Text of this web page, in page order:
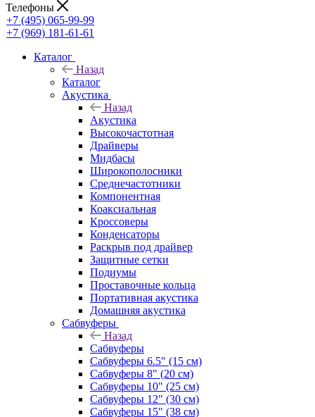
Телефоны
+7 (495) 065-99-99
+7 (969) 181-61-61
Каталог
Назад
Каталог
Акустика
Назад
Акустика
Высокочастотная
Драйверы
Мидбасы
Широкополосники
Среднечастотники
Компонентная
Коаксиальная
Кроссоверы
Конденсаторы
Раскрыв под драйвер
Защитные сетки
Подиумы
Проставочные кольца
Портативная акустика
Домашняя акустика
Сабвуферы
Назад
Сабвуферы
Сабвуферы 6.5" (15 см)
Сабвуферы 8" (20 см)
Сабвуферы 10" (25 см)
Сабвуферы 12" (30 см)
Сабвуферы 15" (38 см)